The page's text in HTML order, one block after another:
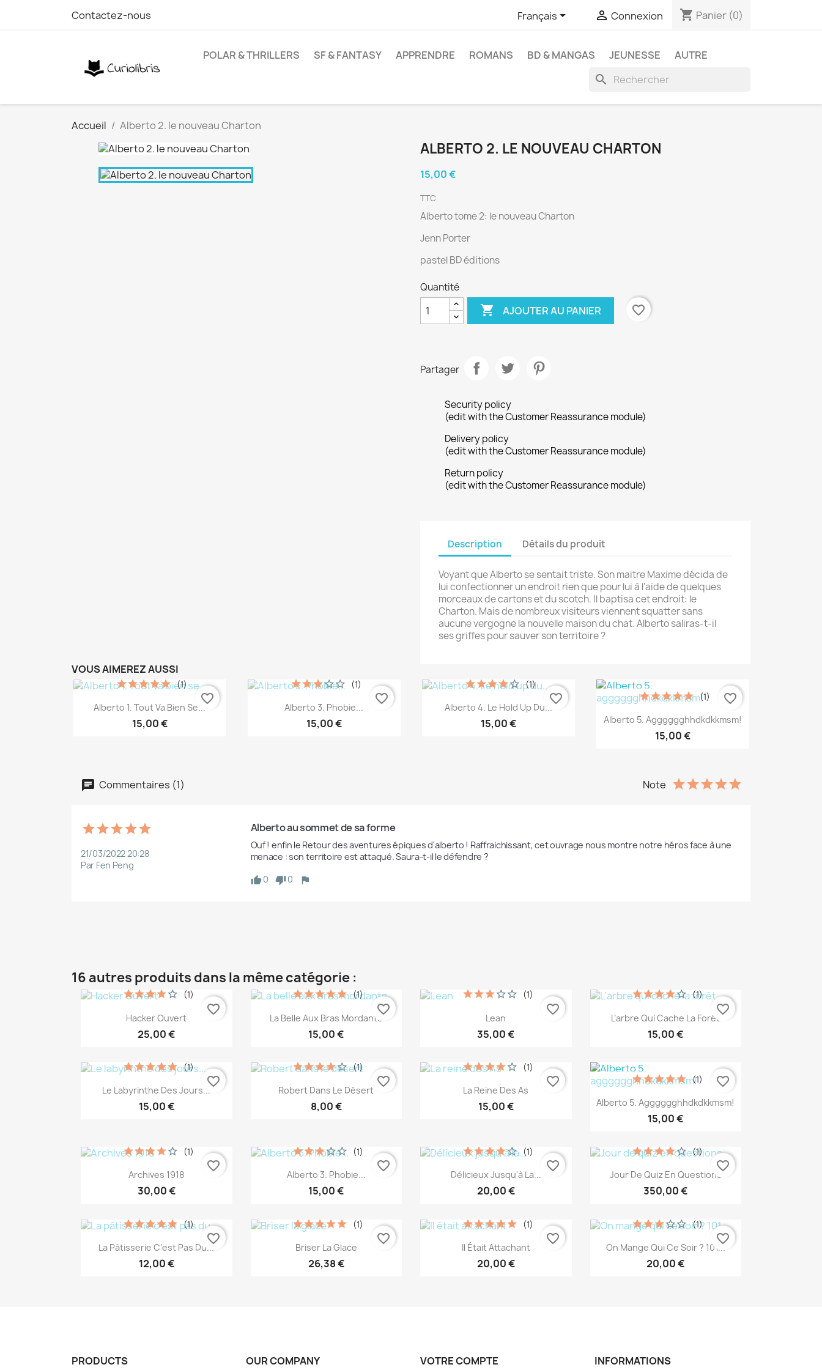
Contactez-nous Français  Connexion shopping_cart Panier (0)
POLAR & THRILLERS SF & FANTASY APPRENDRE ROMANS BD & MANGAS JEUNESSE AUTRE
search
Accueil Alberto 2. le nouveau Charton
ALBERTO 2. LE NOUVEAU CHARTON
15,00 €
TTC
Alberto tome 2: le nouveau Charton
Jenn Porter
pastel BD éditions
Quantité
 AJOUTER AU PANIER favorite_border
Partager
Security policy
(edit with the Customer Reassurance module)
Delivery policy
(edit with the Customer Reassurance module)
Return policy
(edit with the Customer Reassurance module)
Description Détails du produit
Voyant que Alberto se sentait triste. Son maitre Maxime décida de
lui confectionner un endroit rien que pour lui à l'aide de quelques
morceaux de cartons et du scotch. Il baptisa cet endroit: le
Charton. Mais de nombreux visiteurs viennent squatter sans
aucune vergogne la nouvelle maison du chat. Alberto saliras-t-il
ses griffes pour sauver son territoire ?
VOUS AIMEREZ AUSSI
Aperçu rapide
Alberto 1. Tout Va Bien Se...
15,00 €
(1)
favorite_border Aperçu rapide
Alberto 3. Phobie...
15,00 €
(1)
favorite_border Aperçu rapide
Alberto 4. Le Hold Up Du...
15,00 €
(1)
favorite_border
 Aperçu rapide
Alberto 5. Agggggghhdkdkkmsm!
15,00 €
(1) favorite_border
Commentaires (1) Note
21/03/2022 20:28
Par Fen Peng
Alberto au sommet de sa forme
Ouf ! enfin le Retour des aventures épiques d'alberto ! Raffraichissant, cet ouvrage nous montre notre héros face à une
menace : son territoire est attaqué. Saura-t-il le défendre ?
0
0
16 autres produits dans la même catégorie :
Aperçu rapide
Hacker Ouvert
25,00 €
(1)
favorite_border Aperçu rapide
La Belle Aux Bras Mordants
15,00 €
(1)
favorite_border Aperçu rapide
Lean
35,00 €
(1)
favorite_border Aperçu rapide
L’arbre Qui Cache La Forêt
15,00 €
(1)
favorite_border
Aperçu rapide
Le Labyrinthe Des Jours...
15,00 €
(1)
favorite_border Aperçu rapide
Robert Dans Le Désert
8,00 €
(1)
favorite_border Aperçu rapide
La Reine Des As
15,00 €
(1)
favorite_border
 Aperçu rapide
Alberto 5. Agggggghhdkdkkmsm!
15,00 €
(1) favorite_border
Aperçu rapide
Archives 1918
30,00 €
(1)
favorite_border Aperçu rapide
Alberto 3. Phobie...
15,00 €
(1)
favorite_border Aperçu rapide
Délicieux Jusqu'à La...
20,00 €
(1)
favorite_border Aperçu rapide
Jour De Quiz En Questions
350,00 €
(1)
favorite_border
Aperçu rapide
La Pâtisserie C’est Pas Du...
12,00 €
(1)
favorite_border Aperçu rapide
Briser La Glace
26,38 €
(1)
favorite_border Aperçu rapide
Il Était Attachant
20,00 €
(1)
favorite_border Aperçu rapide
On Mange Qui Ce Soir ? 101...
20,00 €
(1)
favorite_border
PRODUCTS OUR COMPANY VOTRE COMPTE INFORMATIONS